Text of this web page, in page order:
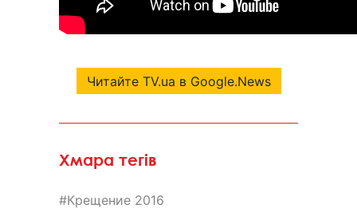
Читайте TV.ua в Google.News
Хмара тегів
Крещение 2016